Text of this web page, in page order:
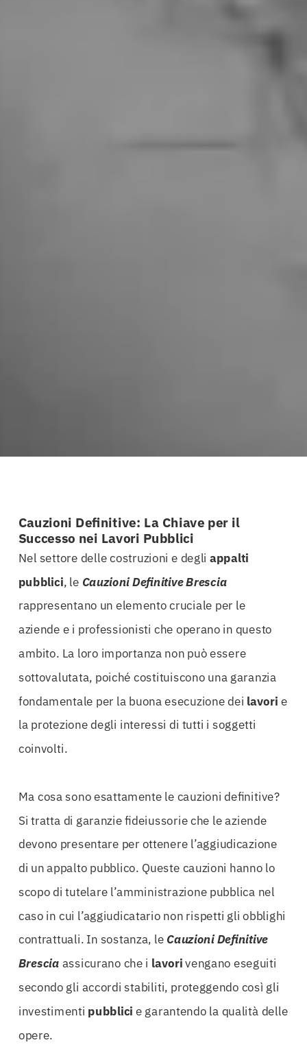
Cauzioni Definitive: La Chiave per il
Successo nei Lavori Pubblici
Nel settore delle costruzioni e degliappalti
pubblici, le Cauzioni Definitive Brescia
rappresentano un elemento cruciale per le
aziende e i professionisti che operano in questo
ambito. La loro importanza non può essere
sottovalutata, poiché costituiscono una garanzia
fondamentale per la buona esecuzione dei lavori e
la protezione degli interessi di tutti i soggetti
coinvolti.
Ma cosa sono esattamente le cauzioni definitive?
Si tratta di garanzie fideiussorie che le aziende
devono presentare per ottenere l’aggiudicazione
di un appalto pubblico. Queste cauzioni hanno lo
scopo di tutelare l’amministrazione pubblica nel
caso in cui l’aggiudicatario non rispetti gli obblighi
contrattuali. In sostanza, le Cauzioni Definitive
Brescia assicurano che i lavorivengano eseguiti
secondo gli accordi stabiliti, proteggendo così gli
investimenti pubblici e garantendo la qualità delle
opere.